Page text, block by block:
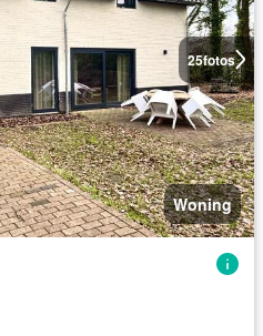
25fotos
Woning